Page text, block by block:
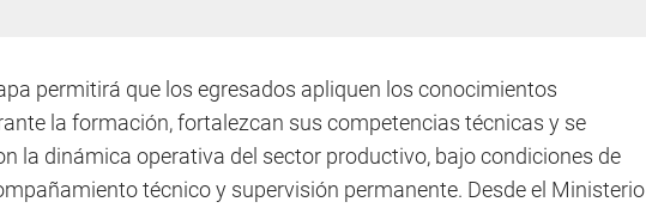
permitirá que los egresados apliquen los conocimientos
la formación, fortalezcan sus competencias técnicas y se
la dinámica operativa del sector productivo, bajo condiciones de
técnico y supervisión permanente. Desde el Ministerio